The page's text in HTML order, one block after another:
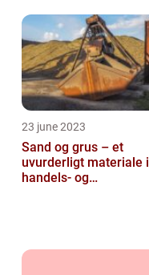
23 june 2023
Sand og grus – et
uvurderligt materiale i
handels- og